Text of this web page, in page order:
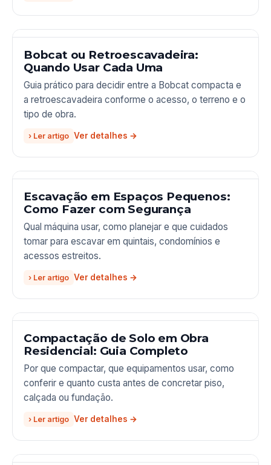
Bobcat ou Retroescavadeira:
Quando Usar Cada Uma
Guia prático para decidir entre a Bobcat compacta e
a retroescavadeira conforme o acesso, o terreno e o
tipo de obra.
› Ler artigo
Escavação em Espaços Pequenos:
Como Fazer com Segurança
Qual máquina usar, como planejar e que cuidados
tomar para escavar em quintais, condomínios e
acessos estreitos.
› Ler artigo
Compactação de Solo em Obra
Residencial: Guia Completo
Por que compactar, que equipamentos usar, como
conferir e quanto custa antes de concretar piso,
calçada ou fundação.
› Ler artigo